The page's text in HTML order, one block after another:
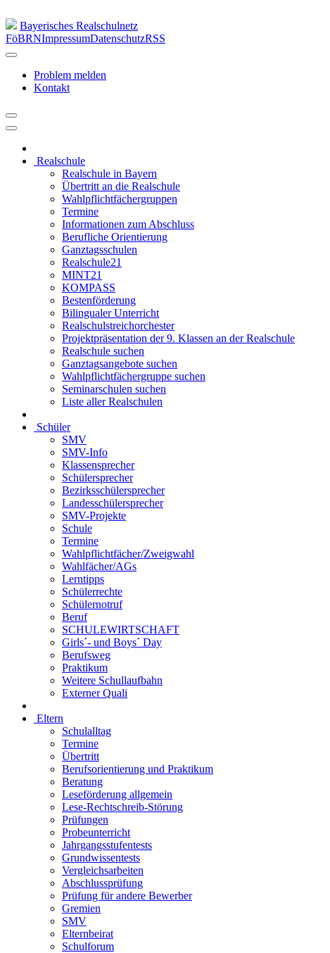
Bayerisches Realschulnetz
FöBRNImpressumDatenschutzRSS
Problem melden
Kontakt
Realschule
Realschule in Bayern
Übertritt an die Realschule
Wahlpflichtfächergruppen
Termine
Informationen zum Abschluss
Berufliche Orientierung
Ganztagsschulen
Realschule21
MINT21
KOMPASS
Bestenförderung
Bilingualer Unterricht
Realschulstreichorchester
Projektpräsentation der 9. Klassen an der Realschule
Realschule suchen
Ganztagsangebote suchen
Wahlpflichtfächergruppe suchen
Seminarschulen suchen
Liste aller Realschulen
Schüler
SMV
SMV-Info
Klassensprecher
Schülersprecher
Bezirksschülersprecher
Landesschülersprecher
SMV-Projekte
Schule
Termine
Wahlpflichtfächer/Zweigwahl
Wahlfächer/AGs
Lerntipps
Schülerrechte
Schülernotruf
Beruf
SCHULEWIRTSCHAFT
Girls´- und Boys´ Day
Berufsweg
Praktikum
Weitere Schullaufbahn
Externer Quali
Eltern
Schulalltag
Termine
Übertritt
Berufsorientierung und Praktikum
Beratung
Leseförderung allgemein
Lese-Rechtschreib-Störung
Prüfungen
Probeunterricht
Jahrgangsstufentests
Grundwissentests
Vergleichsarbeiten
Abschlussprüfung
Prüfung für andere Bewerber
Gremien
SMV
Elternbeirat
Schulforum